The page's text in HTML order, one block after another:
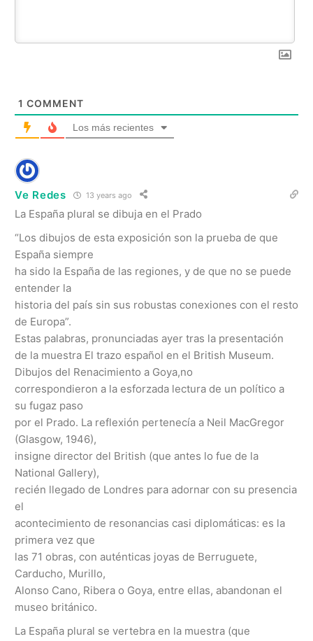
1 COMMENT
Los más recientes
Ve Redes 13 years ago
La España plural se dibuja en el Prado
“Los dibujos de esta exposición son la prueba de que
España siempre
ha sido la España de las regiones, y de que no se puede
entender la
historia del país sin sus robustas conexiones con el resto
de Europa”.
Estas palabras, pronunciadas ayer tras la presentación
de la muestra El trazo español en el British Museum.
Dibujos del Renacimiento a Goya,no
correspondieron a la esforzada lectura de un político a
su fugaz paso
por el Prado. La reflexión pertenecía a Neil MacGregor
(Glasgow, 1946),
insigne director del British (que antes lo fue de la
National Gallery),
recién llegado de Londres para adornar con su presencia
el
acontecimiento de resonancias casi diplomáticas: es la
primera vez que
las 71 obras, con auténticas joyas de Berruguete,
Carducho, Murillo,
Alonso Cano, Ribera o Goya, entre ellas, abandonan el
museo británico.
La España plural se vertebra en la muestra (que